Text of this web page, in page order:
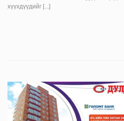
хүүхдүүдийг [...]